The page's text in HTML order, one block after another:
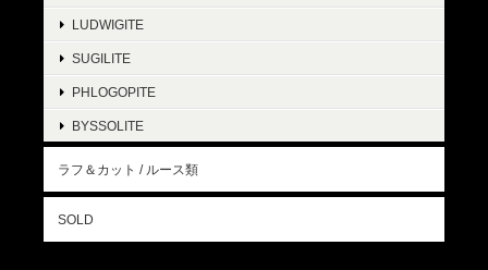
LUDWIGITE
SUGILITE
PHLOGOPITE
BYSSOLITE
ラフ＆カット / ルース類
SOLD